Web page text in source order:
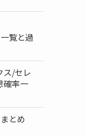
覧と過
ス/セレ
確率一
とめ